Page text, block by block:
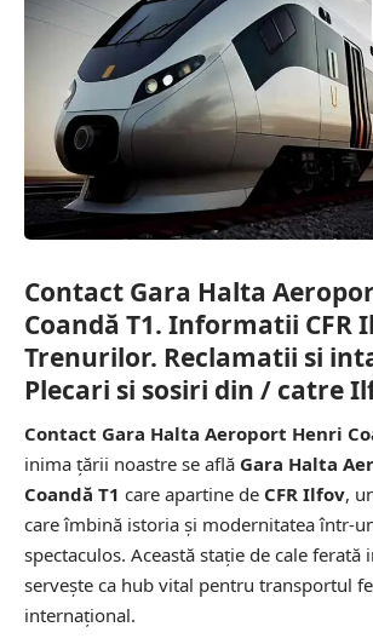
Contact Gara Halta
Coandă T1. Informatii CFR
Trenurilor. Reclamatii si
Plecari si sosiri din / catre
Contact Gara Halta Aeroport Henri
inima țării noastre se află Gara Halta
Coandă T1 care apartine de CFR Ilfov,
care îmbină istoria și modernitatea într-
spectaculos. Această stație de cale ferată
servește ca hub vital pentru transportul
internațional.